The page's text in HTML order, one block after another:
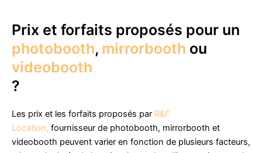
Prix et forfaits proposés pour un
photobooth, mirrorbooth ou
videobooth
?
Les prix et les forfaits proposés par R&F
Location, fournisseur de photobooth, mirrorbooth et
videobooth peuvent varier en fonction de plusieurs facteurs,